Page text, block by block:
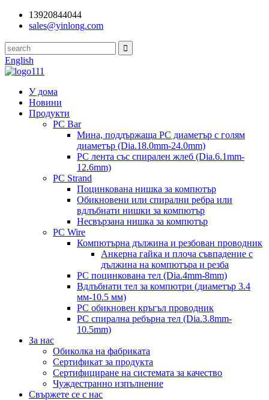
13920844044
sales@yinlong.com
English
У дома
Новини
Продукти
PC Bar
Мина, поддържаща PC диаметър с голям
диаметър (Dia.18.0mm-24.0mm)
PC лента със спирален жлеб (Dia.6.1mm-
12.6mm)
PC Strand
Поцинкована нишка за компютър
Обикновени или спирални ребра или
вдлъбнати нишки за компютър
Несвързана нишка за компютър
PC Wire
Компютърна дължина и резбован проводник
Анкерна гайка и плоча съвпадение с
дължина на компютъра и резба
PC поцинкована тел (Dia.4mm-8mm)
Вдлъбнати тел за компютри (диаметър 3.4
мм-10.5 мм)
PC обикновен кръгъл проводник
PC спирална ребърна тел (Dia.3.8mm-
10.5mm)
За нас
Обиколка на фабриката
Сертификат за продукта
Сертифициране на системата за качество
Чуждестранно изпълнение
Свържете се с нас